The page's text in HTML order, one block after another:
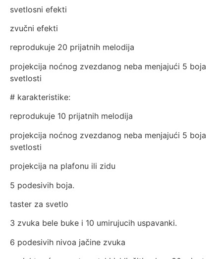
svetlosni efekti
zvučni efekti
reprodukuje 20 prijatnih melodija
projekcija noćnog zvezdanog neba menjajući 5 boja
svetlosti
# karakteristike:
reprodukuje 10 prijatnih melodija
projekcija noćnog zvezdanog neba menjajući 5 boja
svetlosti
projekcija na plafonu ili zidu
5 podesivih boja.
taster za svetlo
3 zvuka bele buke i 10 umirujucih uspavanki.
6 podesivih nivoa jačine zvuka